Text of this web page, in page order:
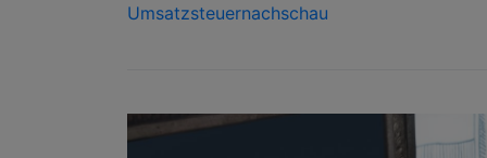
Umsatzsteuernachschau